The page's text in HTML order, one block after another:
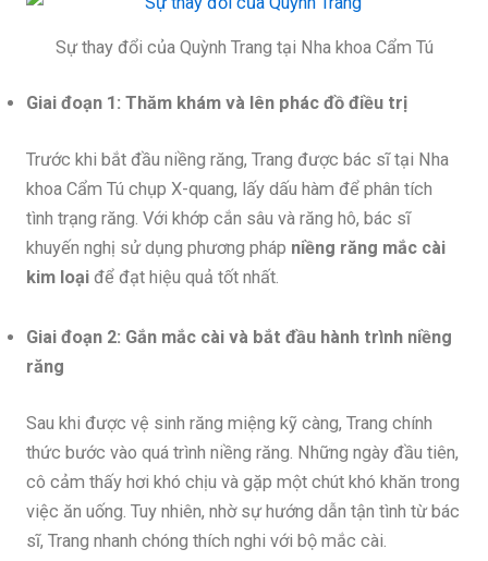
Sự thay đổi của Quỳnh Trang tại Nha khoa Cẩm Tú
Giai đoạn 1: Thăm khám và lên phác đồ điều trị
Trước khi bắt đầu niềng răng, Trang được bác sĩ tại Nha
khoa Cẩm Tú chụp X-quang, lấy dấu hàm để phân tích
tình trạng răng. Với khớp cắn sâu và răng hô, bác sĩ
khuyến nghị sử dụng phương pháp niềng răng mắc cài
kim loại để đạt hiệu quả tốt nhất.
Giai đoạn 2: Gắn mắc cài và bắt đầu hành trình niềng
răng
Sau khi được vệ sinh răng miệng kỹ càng, Trang chính
thức bước vào quá trình niềng răng. Những ngày đầu tiên,
cô cảm thấy hơi khó chịu và gặp một chút khó khăn trong
việc ăn uống. Tuy nhiên, nhờ sự hướng dẫn tận tình từ bác
sĩ, Trang nhanh chóng thích nghi với bộ mắc cài.